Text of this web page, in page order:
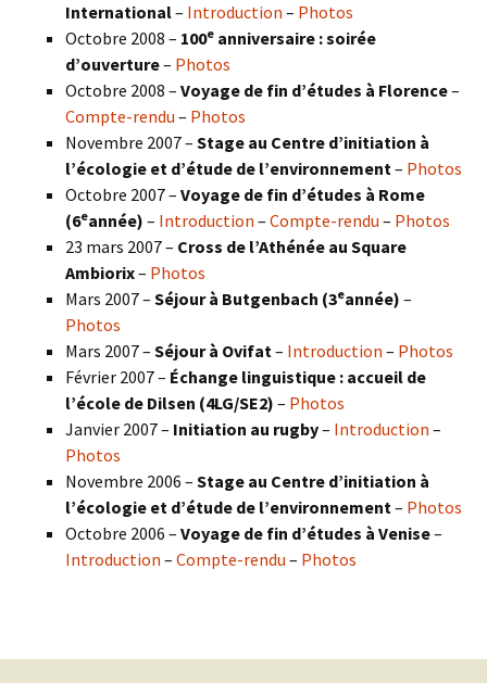
International– Introduction – Photos
Octobre 2008 – 100e anniversaire : soirée
d’ouverture– Photos
Octobre 2008 – Voyage de fin d’études à Florence–
Compte-rendu – Photos
Novembre 2007 – Stage au Centre d’initiation à
l’écologie et d’étude de l’environnement– Photos
Octobre 2007 – Voyage de fin d’études à Rome
(6eannée) – Introduction – Compte-rendu – Photos
23 mars 2007 – Cross de l’Athénée au Square
Ambiorix– Photos
Mars 2007 – Séjour à Butgenbach (3eannée) –
Photos
Mars 2007 – Séjour à Ovifat– Introduction – Photos
Février 2007 – Échange linguistique : accueil de
l’école de Dilsen (4LG/SE2) – Photos
Janvier 2007 – Initiation au rugby– Introduction –
Photos
Novembre 2006 – Stage au Centre d’initiation à
l’écologie et d’étude de l’environnement– Photos
Octobre 2006 – Voyage de fin d’études à Venise–
Introduction – Compte-rendu – Photos